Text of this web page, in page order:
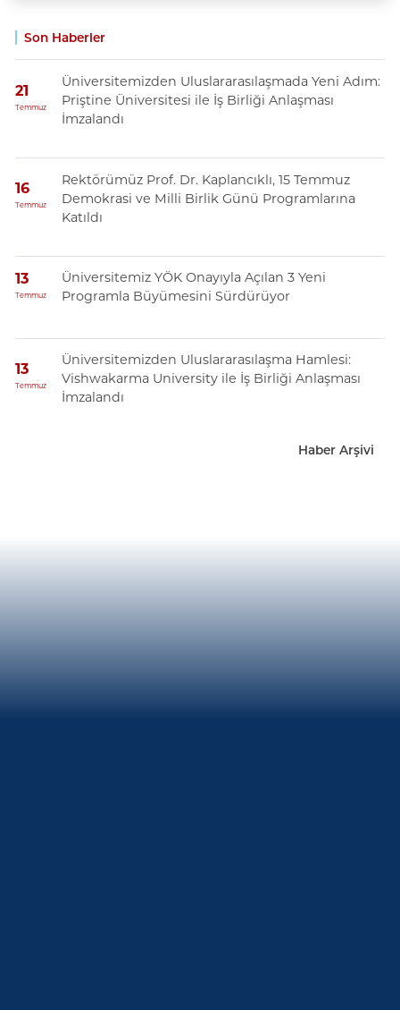
Son Haberler
21
Temmuz
Üniversitemizden Uluslararasılaşmada Yeni Adım:
Priştine Üniversitesi ile İş Birliği Anlaşması
İmzalandı
16
Temmuz
Rektörümüz Prof. Dr. Kaplancıklı, 15 Temmuz
Demokrasi ve Milli Birlik Günü Programlarına
Katıldı
13
Temmuz
Üniversitemiz YÖK Onayıyla Açılan 3 Yeni
Programla Büyümesini Sürdürüyor
13
Temmuz
Üniversitemizden Uluslararasılaşma Hamlesi:
Vishwakarma University ile İş Birliği Anlaşması
İmzalandı
Haber Arşivi